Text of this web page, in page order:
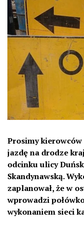
Prosimy
jazdę na drodze
odcinku ulicy
Skandynawską.
zaplanował, że w
wprowadzi
wykonaniem sieci